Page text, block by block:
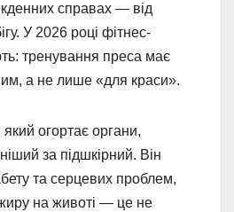
справах — від
У 2026 році фітнес-
тренування преса має
а не лише «для краси».
огортає органи,
за підшкірний. Він
та серцевих проблем,
на животі — це не